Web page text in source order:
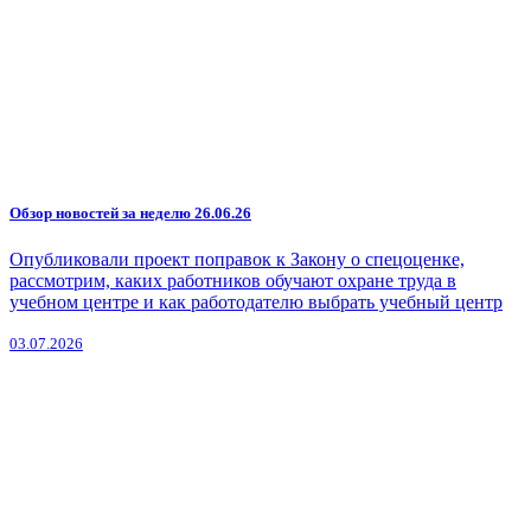
Обзор новостей за неделю 26.06.26
Опубликовали проект поправок к Закону о спецоценке,
рассмотрим, каких работников обучают охране труда в
учебном центре и как работодателю выбрать учебный центр
03.07.2026